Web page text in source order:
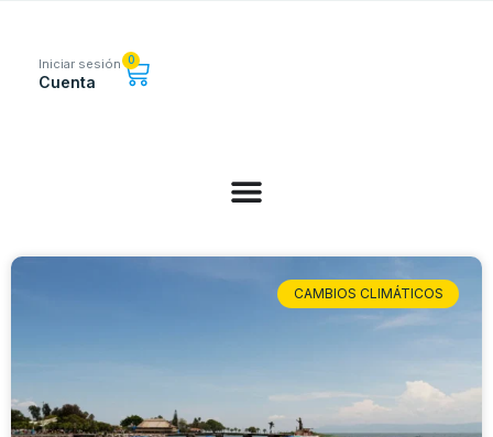
Iniciar sesión
Cuenta
0
CAMBIOS CLIMÁTICOS